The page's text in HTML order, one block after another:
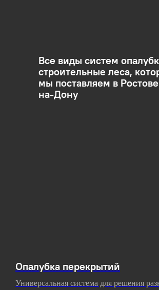
Все виды систем
строительные леса,
мы поставляем в
на-Дону
Опалубка перекрытий
Универсальная система для решения